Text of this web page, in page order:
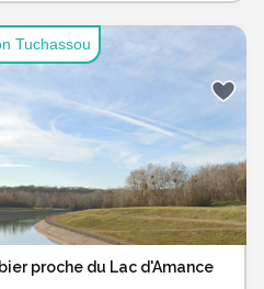
Tuchassou
proche du Lac d'Amance